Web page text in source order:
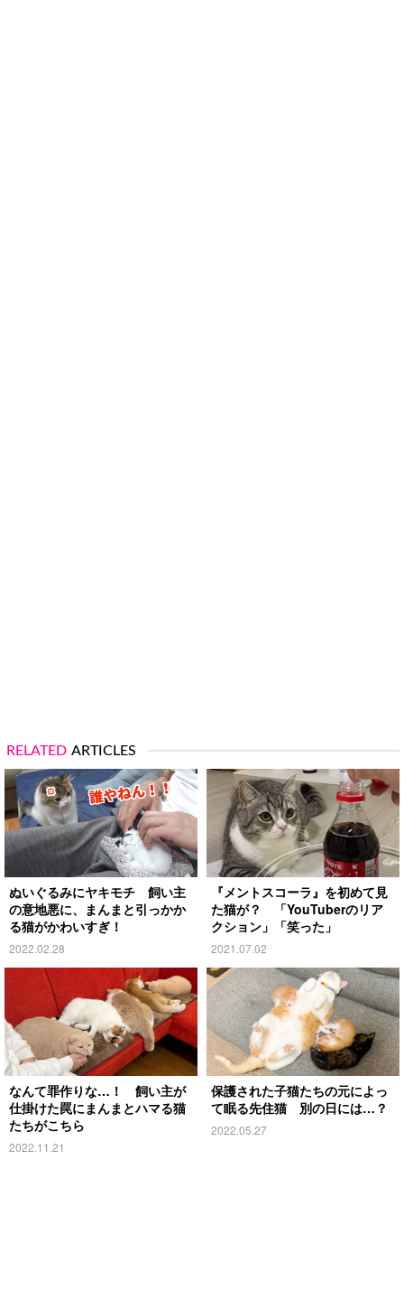
RELATED ARTICLES
ぬいぐるみにヤキモチ 飼い主
の意地悪に、まんまと引っかか
る猫がかわいすぎ！
2022.02.28
『メントスコーラ』を初めて見
た猫が？ 「YouTuberのリア
クション」「笑った」
2021.07.02
なんて罪作りな…！ 飼い主が
仕掛けた罠にまんまとハマる猫
たちがこちら
2022.11.21
保護された子猫たちの元によっ
て眠る先住猫 別の日には…？
2022.05.27